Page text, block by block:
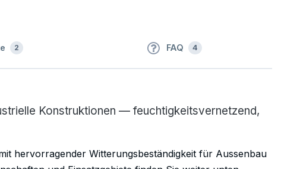
2 FAQ 4
Konstruktionen — feuchtigkeitsvernetzend,
hervorragender Witterungsbeständigkeit für Aussenbau